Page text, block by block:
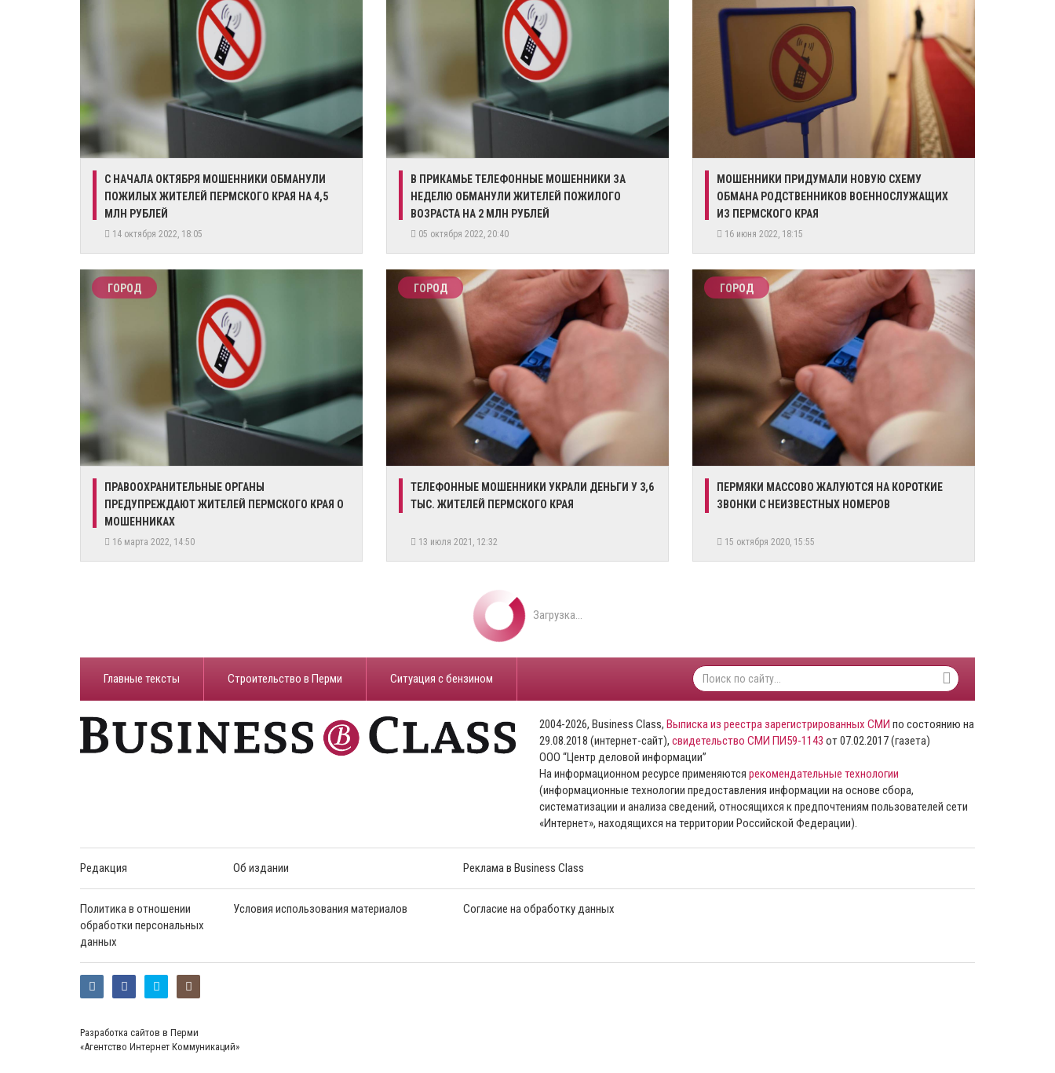
​С НАЧАЛА ОКТЯБРЯ МОШЕННИКИ ОБМАНУЛИ
ПОЖИЛЫХ ЖИТЕЛЕЙ ПЕРМСКОГО КРАЯ НА 4,5
МЛН РУБЛЕЙ
14 октября 2022, 18:05
В ПРИКАМЬЕ ТЕЛЕФОННЫЕ МОШЕННИКИ ЗА
НЕДЕЛЮ ОБМАНУЛИ ЖИТЕЛЕЙ ПОЖИЛОГО
ВОЗРАСТА НА 2 МЛН РУБЛЕЙ
05 октября 2022, 20:40
​МОШЕННИКИ ПРИДУМАЛИ НОВУЮ СХЕМУ
ОБМАНА РОДСТВЕННИКОВ ВОЕННОСЛУЖАЩИХ
ИЗ ПЕРМСКОГО КРАЯ
16 июня 2022, 18:15
ГОРОД
​ПРАВООХРАНИТЕЛЬНЫЕ ОРГАНЫ
ПРЕДУПРЕЖДАЮТ ЖИТЕЛЕЙ ПЕРМСКОГО КРАЯ О
МОШЕННИКАХ
16 марта 2022, 14:50
ГОРОД
ТЕЛЕФОННЫЕ МОШЕННИКИ УКРАЛИ ДЕНЬГИ У 3,6
ТЫС. ЖИТЕЛЕЙ ПЕРМСКОГО КРАЯ
13 июля 2021, 12:32
ГОРОД
​ПЕРМЯКИ МАССОВО ЖАЛУЮТСЯ НА КОРОТКИЕ
ЗВОНКИ С НЕИЗВЕСТНЫХ НОМЕРОВ
15 октября 2020, 15:55
Загрузка...
Главные тексты Строительство в Перми ​Ситуация с бензином
2004-2026, Business Class, Выписка из реестра зарегистрированных СМИ по состоянию на
29.08.2018 (интернет-сайт), свидетельство СМИ ПИ59-1143 от 07.02.2017 (газета)
ООО “Центр деловой информации”
На информационном ресурсе применяются рекомендательные технологии
(информационные технологии предоставления информации на основе сбора,
систематизации и анализа сведений, относящихся к предпочтениям пользователей сети
«Интернет», находящихся на территории Российской Федерации).
Редакция Об издании Реклама в Business Class
Политика в отношении
обработки персональных
данных
Условия использования материалов Согласие на обработку данных
Разработка сайтов в Перми
«Агентство Интернет Коммуникаций»